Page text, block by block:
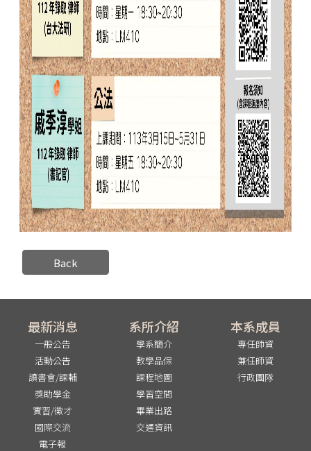
Back
最新消息
一般公告
活動公告
讀書會/課輔
獎助學金
實習/徵才
國際交流
電子報
系所介紹
學系簡介
教學品保
課程地圖
學習空間
畢業出路
交通資訊
本系成員
專任師資
兼任師資
行政團隊